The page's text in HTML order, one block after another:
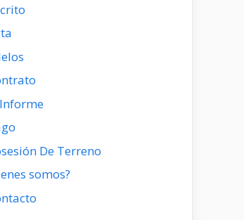
Informe
De Terreno
somos?